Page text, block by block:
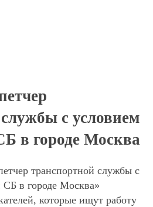
с условием
в городе Москва
транспортной службы с
СБ в городе Москва»
которые ищут работу